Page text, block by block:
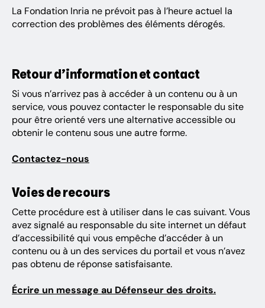
La Fondation Inria ne prévoit pas à l’heure actuel la
correc­tion des problèmes des éléments déro­gés.
Retour d’in­for­ma­tion et contact
Si vous n’ar­ri­vez pas à accé­der à un contenu ou à un
service, vous pouvez contac­ter le respon­sable du site
pour être orienté vers une alter­na­tive acces­sible ou
obte­nir le contenu sous une autre forme.
Contac­tez-nous
Voies de recours
Cette procé­dure est à utili­ser dans le cas suivant. Vous
avez signalé au respon­sable du site inter­net un défaut
d’ac­ces­si­bi­lité qui vous empêche d’ac­cé­der à un
contenu ou à un des services du portail et vous n’avez
pas obtenu de réponse satis­fai­sante.
Écrire un message au Défen­seur des droits.